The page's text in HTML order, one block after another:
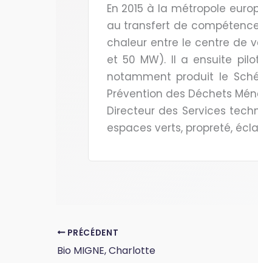
En 2015 à la métropole
au transfert de
chaleur entre le centre de
et 50 MW). Il a ensuite
notamment produit le
Prévention des Déchets
Directeur des Services
espaces verts, propreté,
PRÉCÉDENT
Bio MIGNE, Charlotte